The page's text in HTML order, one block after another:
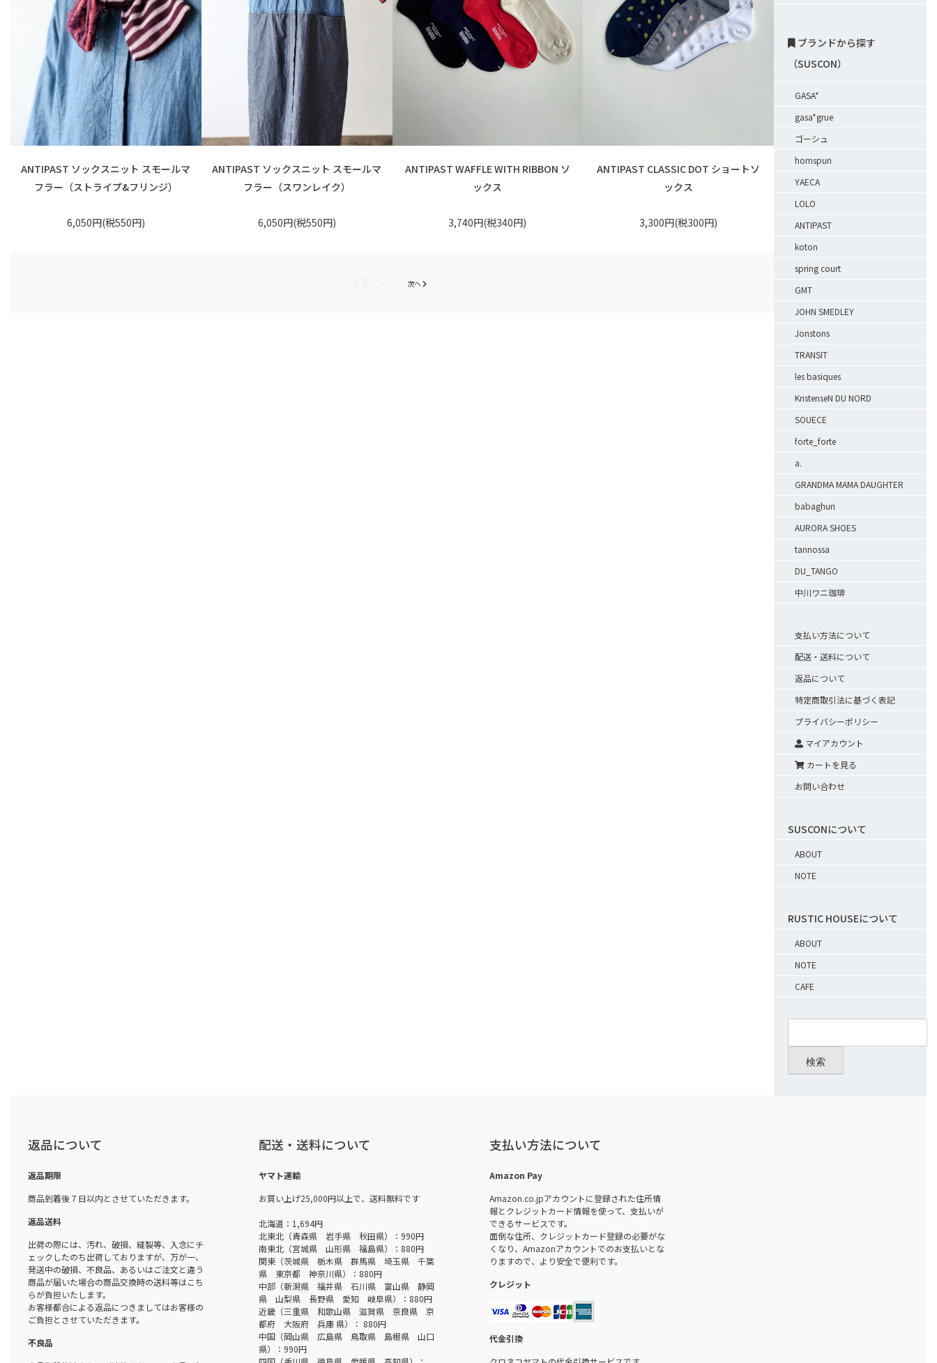
ANTIPAST ソックスニット スモールマ
フラー（ストライプ&フリンジ）
6,050円(税550円)
ANTIPAST ソックスニット スモールマ
フラー（スワンレイク）
6,050円(税550円)
ANTIPAST WAFFLE WITH RIBBON ソ
ックス
3,740円(税340円)
ANTIPAST CLASSIC DOT ショートソ
ックス
3,300円(税300円)
次へ
ブランドから探す
（SUSCON）
GASA*
gasa*grue
ゴーシュ
homspun
YAECA
LOLO
ANTIPAST
koton
spring court
GMT
JOHN SMEDLEY
Jonstons
TRANSIT
les basiques
KristenseN DU NORD
SOUECE
forte_forte
a.
GRANDMA MAMA DAUGHTER
babaghuri
AURORA SHOES
tannossa
DU_TANGO
中川ワニ珈琲
支払い方法について
配送・送料について
返品について
特定商取引法に基づく表記
プライバシーポリシー
マイアカウント
カートを見る
お問い合わせ
SUSCONについて
ABOUT
NOTE
RUSTIC HOUSEについて
ABOUT
NOTE
CAFE
検索
返品について
返品期限
商品到着後７日以内とさせていただきます。
返品送料
出荷の際には、汚れ、破損、縫製等、入念にチ
ェックしたのち出荷しておりますが、万が一、
発送中の破損、不良品、あるいはご注文と違う
商品が届いた場合の商品交換時の送料等はこち
らが負担いたします。
お客様都合による返品につきましてはお客様の
ご負担とさせていただきます。
不良品
配送・送料について
ヤマト運輸
お買い上げ25,000円以上で、送料無料です
北海道：1,694円
北東北（青森県 岩手県 秋田県）：990円
南東北（宮城県 山形県 福島県）：880円
関東（茨城県 栃木県 群馬県 埼玉県 千葉
県 東京都 神奈川県）：880円
中部（新潟県 福井県 石川県 富山県 静岡
県 山梨県 長野県 愛知 岐阜県）：880円
近畿（三重県 和歌山県 滋賀県 奈良県 京
都府 大阪府 兵庫 県）： 880円
中国（岡山県 広島県 鳥取県 島根県 山口
県）：990円
支払い方法について
Amazon Pay
Amazon.co.jpアカウントに登録された住所情
報とクレジットカード情報を使って、支払いが
できるサービスです。
面倒な住所、クレジットカード登録の必要がな
くなり、Amazonアカウントでのお支払いとな
りますので、より安全で便利です。
クレジット
代金引換